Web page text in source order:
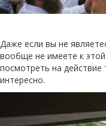
Даже если вы не
вообще не имеете к
посмотреть на
интересно.